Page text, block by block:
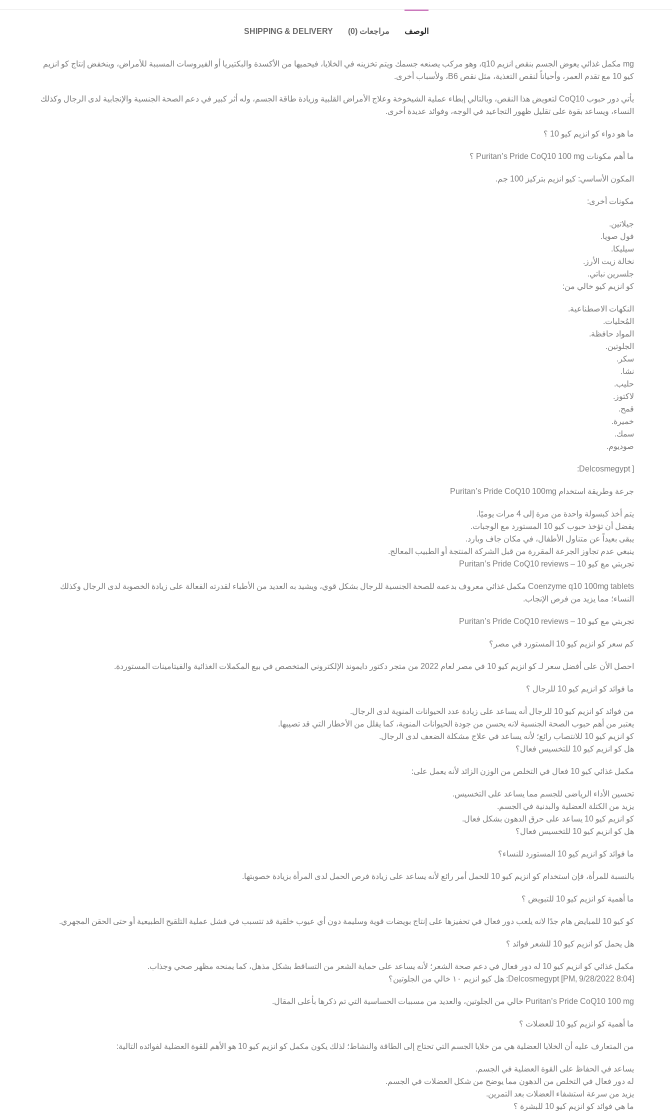
الوصف مراجعات (0) SHIPPING & DELIVERY
mg مكمل غذائي يعوض الجسم بنقص انزيم q10، وهو مركب يصنعه جسمك ويتم تخزينه في الخلايا، فيحميها من الأكسدة والبكتيريا أو الفيروسات المسببة للأمراض، وينخفض ​​إنتاج كو انزيم
كيو 10 مع تقدم العمر، وأحياناً لنقص التغذية، مثل نقص B6، ولأسباب أخرى.
يأتي دور حبوب CoQ10 لتعويض هذا النقص، وبالتالي إبطاء عملية الشيخوخة وعلاج الأمراض القلبية وزيادة طاقة الجسم، وله أثر كبير في دعم الصحة الجنسية والإنجابية لدى الرجال وكذلك
النساء، ويساعد بقوة على تقليل ظهور التجاعيد في الوجه، وفوائد عديدة أخرى.
ما هو دواء كو انزيم كيو 10 ؟
ما أهم مكونات Puritan’s Pride CoQ10 100 mg ؟
المكون الأساسي: كيو انزيم بتركيز 100 جم.
مكونات أخرى:
جيلاتين.
فول صويا.
سيليكا.
نخالة زيت الأرز.
جلسرين نباتي.
كو انزيم كيو خالي من:
النكهات الاصطناعية.
المُحليات.
المواد حافظة.
الجلوتين.
سكر.
نشا.
حليب.
لاكتوز.
قمح.
خميرة.
سمك.
صوديوم.
[ Delcosmegypt:
جرعة وطريقة استخدام Puritan’s Pride CoQ10 100mg
يتم أخذ كبسولة واحدة من مرة إلى 4 مرات يوميًا.
يفضل أن تؤخذ حبوب كيو 10 المستورد مع الوجبات.
يبقى بعيداً عن متناول الأطفال، في مكان جاف وبارد.
ينبغي عدم تجاوز الجرعة المقررة من قبل الشركة المنتجة أو الطبيب المعالج.
تجربتي مع كيو 10 – Puritan’s Pride CoQ10 reviews
Coenzyme q10 100mg tablets مكمل غذائي معروف بدعمه للصحة الجنسية للرجال بشكل قوي، ويشيد به العديد من الأطباء لقدرته الفعالة على زيادة الخصوبة لدى الرجال وكذلك
النساء؛ مما يزيد من فرص الإنجاب.
تجربتي مع كيو 10 – Puritan’s Pride CoQ10 reviews
كم سعر كو انزيم كيو 10 المستورد في مصر؟
احصل الأن على أفضل سعر لـ كو انزيم كيو 10 في مصر لعام 2022 من متجر دكتور دايموند الإلكتروني المتخصص في بيع المكملات الغذائية والفيتامينات المستوردة.
ما فوائد كو انزيم كيو 10 للرجال ؟
من فوائد كو انزيم كيو 10 للرجال أنه يساعد على زيادة عدد الحيوانات المنوية لدى الرجال.
يعتبر من أهم حبوب الصحة الجنسية لانه يحسن من جودة الحيوانات المنوية، كما يقلل من الأخطار التي قد تصيبها.
كو انزيم كيو 10 للانتصاب رائع؛ لأنه يساعد في علاج مشكلة الضعف لدى الرجال.
هل كو انزيم كيو 10 للتخسيس فعال؟
مكمل غذائي كيو 10 فعال في التخلص من الوزن الزائد لأنه يعمل على:
تحسين الأداء الرياضى للجسم مما يساعد على التخسيس.
يزيد من الكتلة العضلية والبدنية في الجسم.
كو انزيم كيو 10 يساعد على حرق الدهون بشكل فعال.
هل كو انزيم كيو 10 للتخسيس فعال؟
ما فوائد كو انزيم كيو 10 المستورد للنساء؟
بالنسبة للمرأة، فإن استخدام كو انزيم كيو 10 للحمل أمر رائع لأنه يساعد على زيادة فرص الحمل لدى المرأة بزيادة خصوبتها.
ما أهمية كو انزيم كيو 10 للتبويض ؟
كو كيو 10 للمبايض هام جدًا لانه يلعب دور فعال في تحفيزها على إنتاج بويضات قوية وسليمة دون أي عيوب خلقية قد تتسبب في فشل عملية التلقيح الطبيعية أو حتى الحقن المجهري.
هل يحمل كو انزيم كيو 10 للشعر فوائد ؟
مكمل غذائي كو انزيم كيو 10 له دور فعال في دعم صحة الشعر؛ لأنه يساعد على حماية الشعر من التساقط بشكل مذهل، كما يمنحه مظهر صحي وجذاب.
[8:04 PM, 9/28/2022] Delcosmegypt: هل كيو انزيم ١٠ خالي من الجلوتين؟
Puritan’s Pride CoQ10 100 mg خالي من الجلوتين، والعديد من مسببات الحساسية التي تم ذكرها بأعلى المقال.
ما أهمية كو انزيم كيو 10 للعضلات ؟
من المتعارف عليه أن الخلايا العضلية هي من خلايا الجسم التي تحتاج إلى الطاقة والنشاط؛ لذلك يكون مكمل كو انزيم كيو 10 هو الأهم للقوة العضلية لفوائده التالية:
يساعد في الحفاظ على القوة العضلية في الجسم.
له دور فعال في التخلص من الدهون مما يوضح من شكل العضلات في الجسم.
يزيد من سرعة استشفاء العضلات بعد التمرين.
ما هي فوائد كو انزيم كيو 10 للبشرة ؟